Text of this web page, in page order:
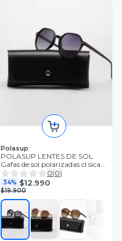
Polasup
POLASUP LENTES DE SOL
Gafas de sol polarizadas cl sicas
elegantes de estilo retro y con
protecci n
0(0)
34% $12.990
$19.900